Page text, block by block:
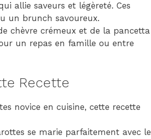
allie saveurs et légèreté. Ces
un brunch savoureux.
chèvre crémeux et de la pancetta
un repas en famille ou entre
Recette
novice en cuisine, cette recette
se marie parfaitement avec le